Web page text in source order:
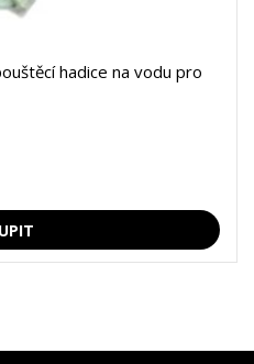
hadice na vodu pro